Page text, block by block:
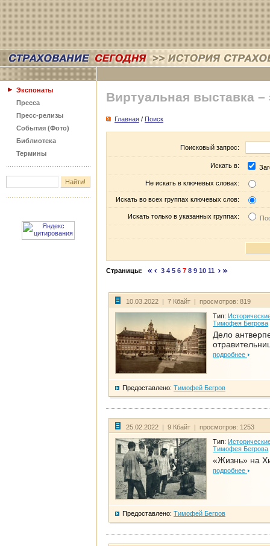
Экспонаты
Пресса
Пресс-релизы
События (Фото)
Библиотека
Термины
Виртуальная выставка –
Главная / Поиск
Поисковый запрос:
Искать в:
Не искать в ключевых словах:
Искать во всех группах ключевых слов:
Искать только в указанных группах:
Страницы: 3 4 5 6 7 8 9 10 11
10.03.2022 | 7 Кбайт | просмотров: 819
Тип:
Тимофея Бегрова
Дело
подробнее
Предоставлено: Тимофей Бегров
25.02.2022 | 9 Кбайт | просмотров: 1253
Тип:
Тимофея Бегрова
«Жизнь» на
подробнее
Предоставлено: Тимофей Бегров